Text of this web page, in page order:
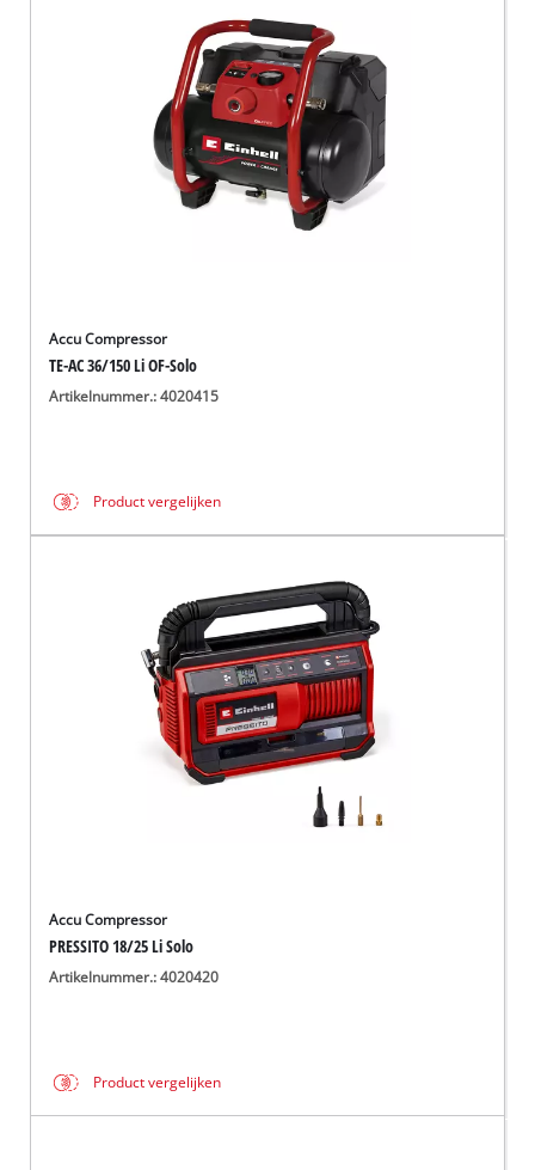
Accu Compressor
TE-AC 36/150 Li OF-Solo
Artikelnummer.: 4020415
Product vergelijken
Accu Compressor
PRESSITO 18/25 Li Solo
Artikelnummer.: 4020420
Product vergelijken